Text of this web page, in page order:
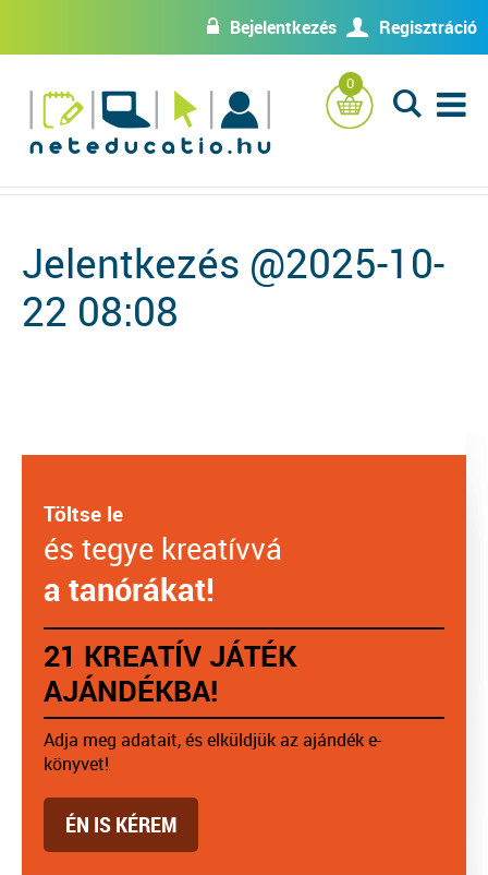
w Bejelentkezés U Regisztráció
0
L
Jelentkezés @2025-10-
22 08:08
Töltse le
és tegye kreatívvá
a tanórákat!
21 KREATÍV JÁTÉK
AJÁNDÉKBA!
Adja meg adatait, és elküldjük az ajándék e-
könyvet!
ÉN IS KÉREM